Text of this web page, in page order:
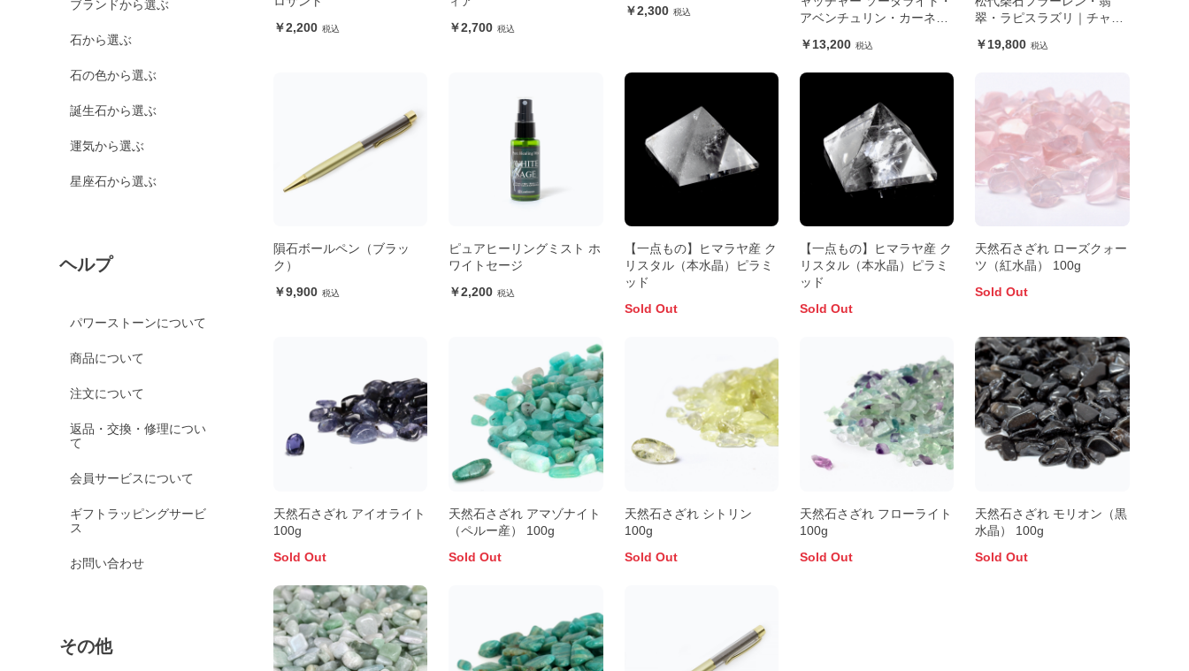
ブランドから選ぶ
石から選ぶ
石の色から選ぶ
誕生石から選ぶ
運気から選ぶ
星座石から選ぶ
ヘルプ
パワーストーンについて
商品について
注文について
返品・交換・修理につい
て
会員サービスについて
ギフトラッピングサービ
ス
お問い合わせ
その他
2,200
2,700
2,300
アベンチュリン・カーネリ
ジ13,200
翠・ラピスラズリ｜チャク
19,800
隕石ボールペン（ブラッ
ク）
9,900
ピュアヒーリングミスト ホ
ワイトセージ
2,200
【一点もの】ヒマラヤ産 ク
リスタル（本水晶）ピラミ
ッド
Sold Out
【一点もの】ヒマラヤ産 ク
リスタル（本水晶）ピラミ
ッド
Sold Out
天然石さざれ ローズクォー
ツ（紅水晶） 100g
Sold Out
天然石さざれ アイオライト
100g
Sold Out
天然石さざれ アマゾナイト
（ペルー産） 100g
Sold Out
天然石さざれ シトリン
100g
Sold Out
天然石さざれ フローライト
100g
Sold Out
天然石さざれ モリオン（黒
水晶） 100g
Sold Out